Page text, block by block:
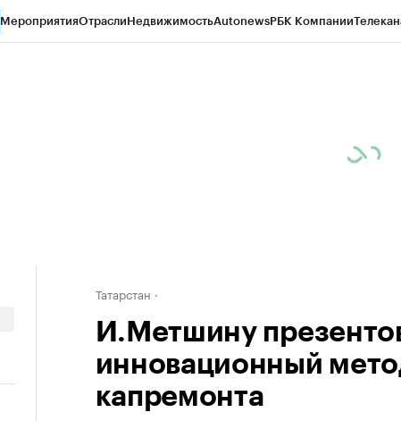
МероприятияОтраслиНедвижимостьAutonewsРБК Компании
Татарстан
И.Метшину
инновационный
капремонта